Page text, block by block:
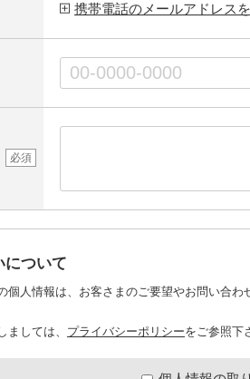
携帯電話のメールアドレス
必須
について
個人情報は、お客さまのご要望やお問い合
ましては、 プライバシーポリシーをご参照下